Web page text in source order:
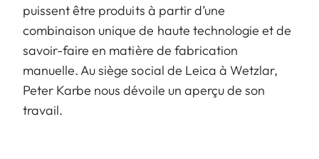
puissent être produits à partir d’une
combinaison unique de haute technologie et de
savoir-faire en matière de fabrication
manuelle. Au siège social de Leica à Wetzlar,
Peter Karbe nous dévoile un aperçu de son
travail.